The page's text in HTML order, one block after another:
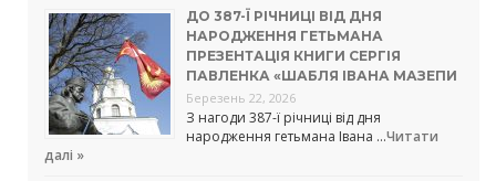
ДО 387-Ї РІЧНИЦІ ВІД ДНЯ
НАРОДЖЕННЯ ГЕТЬМАНА
ПРЕЗЕНТАЦІЯ КНИГИ СЕРГІЯ
ПАВЛЕНКА «ШАБЛЯ ІВАНА МАЗЕПИ
Березень 22, 2026
З нагоди 387-ї річниці від дня
народження гетьмана Івана …Читати
далі »